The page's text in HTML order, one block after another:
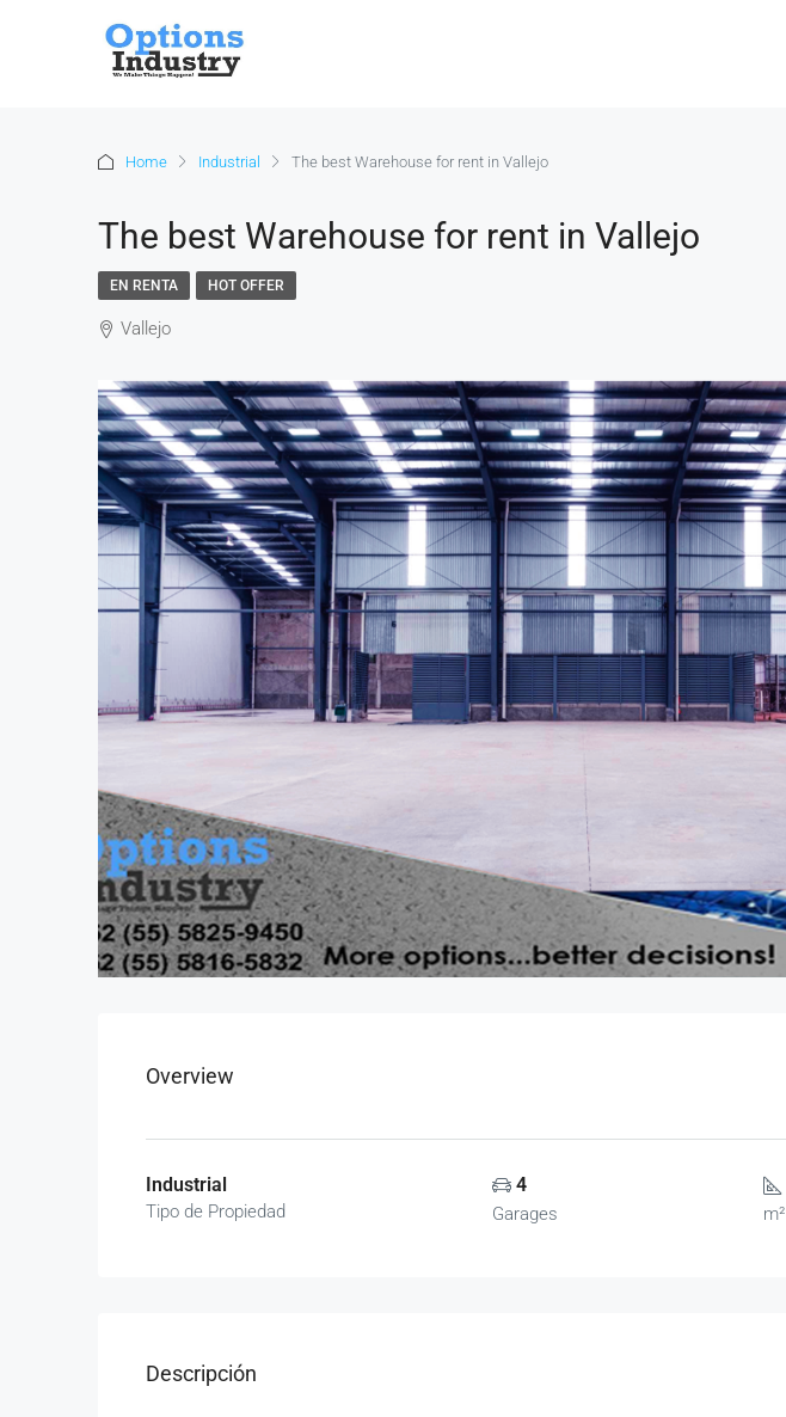
Home Industrial The best Warehouse for rent in Vallejo
The best Warehouse for rent in Vallejo
EN RENTA HOT OFFER
Vallejo
Overview
Industrial
Tipo de Propiedad
4
Garages m²
Descripción